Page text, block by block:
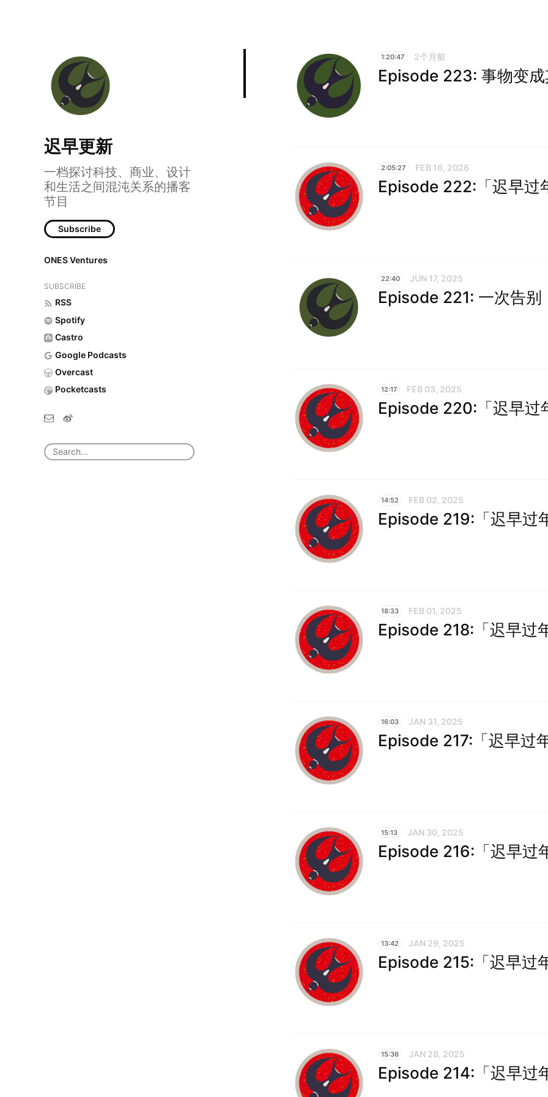
迟早更新
一档探讨科技、商业、设计
和生活之间混沌关系的播客
节目
Subscribe
ONES Ventures
SUBSCRIBE
RSS
Spotify
Castro
Google Podcasts
Overcast
Pocketcasts
1:20:47 2个月前
Episode 223: 事物变成
2:05:27 FEB 16, 2026
Episode 222:「迟早过
22:40 JUN 17, 2025
Episode 221: 一次告别
12:17 FEB 03, 2025
Episode 220:「迟早过
14:52 FEB 02, 2025
Episode 219:「迟早过
18:33 FEB 01, 2025
Episode 218:「迟早过
16:03 JAN 31, 2025
Episode 217:「迟早过
15:13 JAN 30, 2025
Episode 216:「迟早过
13:42 JAN 29, 2025
Episode 215:「迟早过
15:36 JAN 28, 2025
Episode 214:「迟早过